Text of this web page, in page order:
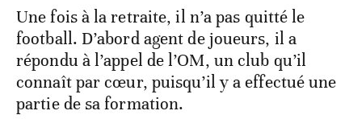
Une fois à la retraite, il n’a pas quitté le
football. D’abord agent de joueurs, il a
répondu à l’appel de l’OM, un club qu’il
connaît par cœur, puisqu’il y a effectué une
partie de sa formation.